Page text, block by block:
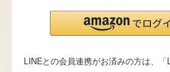
LINEとの会員連携がお済みの方は、「